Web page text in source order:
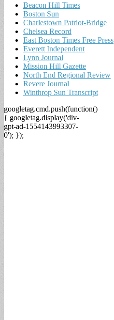
Beacon Hill Times
Boston Sun
Charlestown Patriot-Bridge
Chelsea Record
East Boston Times Free Press
Everett Independent
Lynn Journal
Mission Hill Gazette
North End Regional Review
Revere Journal
Winthrop Sun Transcript
googletag.cmd.push(function()
{ googletag.display('div-
gpt-ad-1554143993307-
0'); });